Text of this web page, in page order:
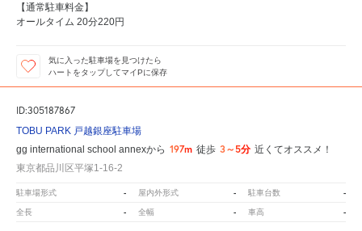
【通常駐車料金】
オールタイム 20分220円
気に入った駐車場を見つけたら
ハートをタップしてマイPに保存
ID:305187867
TOBU PARK 戸越銀座駐車場
gg international school annexから 197m 徒歩 3～5分 近くてオススメ！
東京都品川区平塚1-16-2
駐車場形式 - 屋内外形式 - 駐車台数 -
全長 - 全幅 - 車高 -